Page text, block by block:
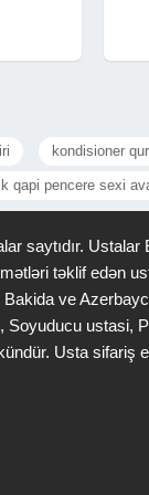
kondisioner
qapi pencere sexi
saytıdır.
təklif edən
ve
ustasi,
Usta